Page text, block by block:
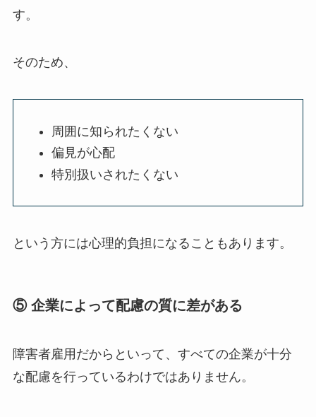
す。
そのため、
周囲に知られたくない
偏見が心配
特別扱いされたくない
という方には心理的負担になることもあります。
⑤ 企業によって配慮の質に差がある
障害者雇用だからといって、すべての企業が十分
な配慮を行っているわけではありません。